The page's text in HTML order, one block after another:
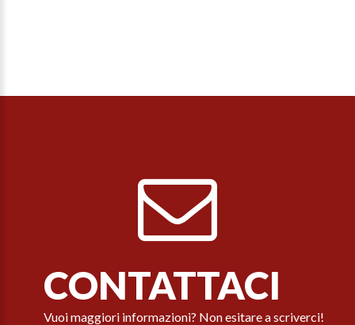
CONTATTACI
Vuoi maggiori informazioni? Non esitare a scriverci!